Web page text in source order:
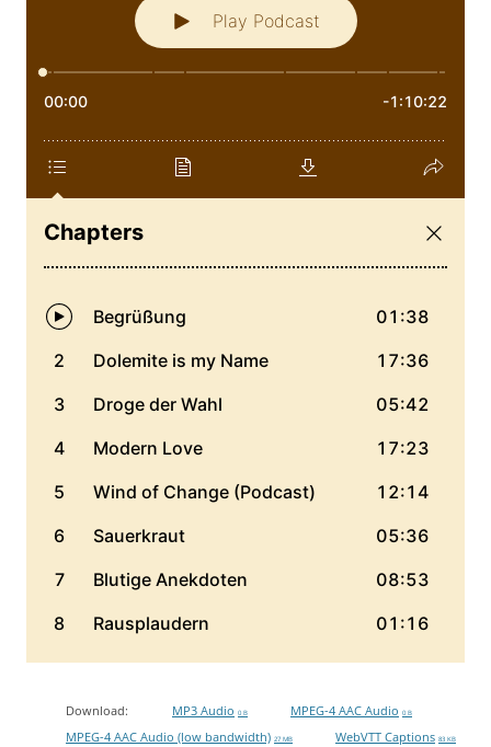
Download: MP3 Audio 0 B MPEG-4 AAC Audio 0 B
MPEG-4 AAC Audio (low bandwidth) 27 MB WebVTT Captions 83 KB